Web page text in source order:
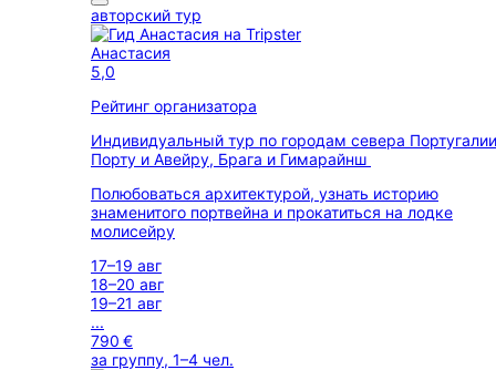
авторский тур
Анастасия
5,0
Рейтинг организатора
Индивидуальный тур по городам севера
Порту и Авейру, Брага и Гимарайнш
Полюбоваться архитектурой, узнать историю
знаменитого портвейна и прокатиться на лодке
молисейру
17–19 авг
18–20 авг
19–21 авг
...
790 €
за группу, 1–4 чел.